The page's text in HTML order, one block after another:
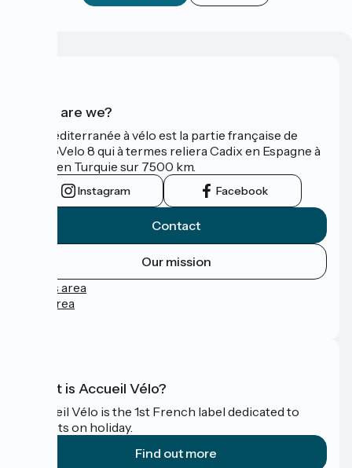
Who are we?
La Méditerranée à vélo est la partie française de
l'EuroVelo 8 qui à termes reliera Cadix en Espagne à
Izmir en Turquie sur 7500 km.
Instagram Facebook
Contact
Our mission
Press area
Pro area
What is Accueil Vélo?
Accueil Vélo is the 1st French label dedicated to
cyclists on holiday.
Find out more